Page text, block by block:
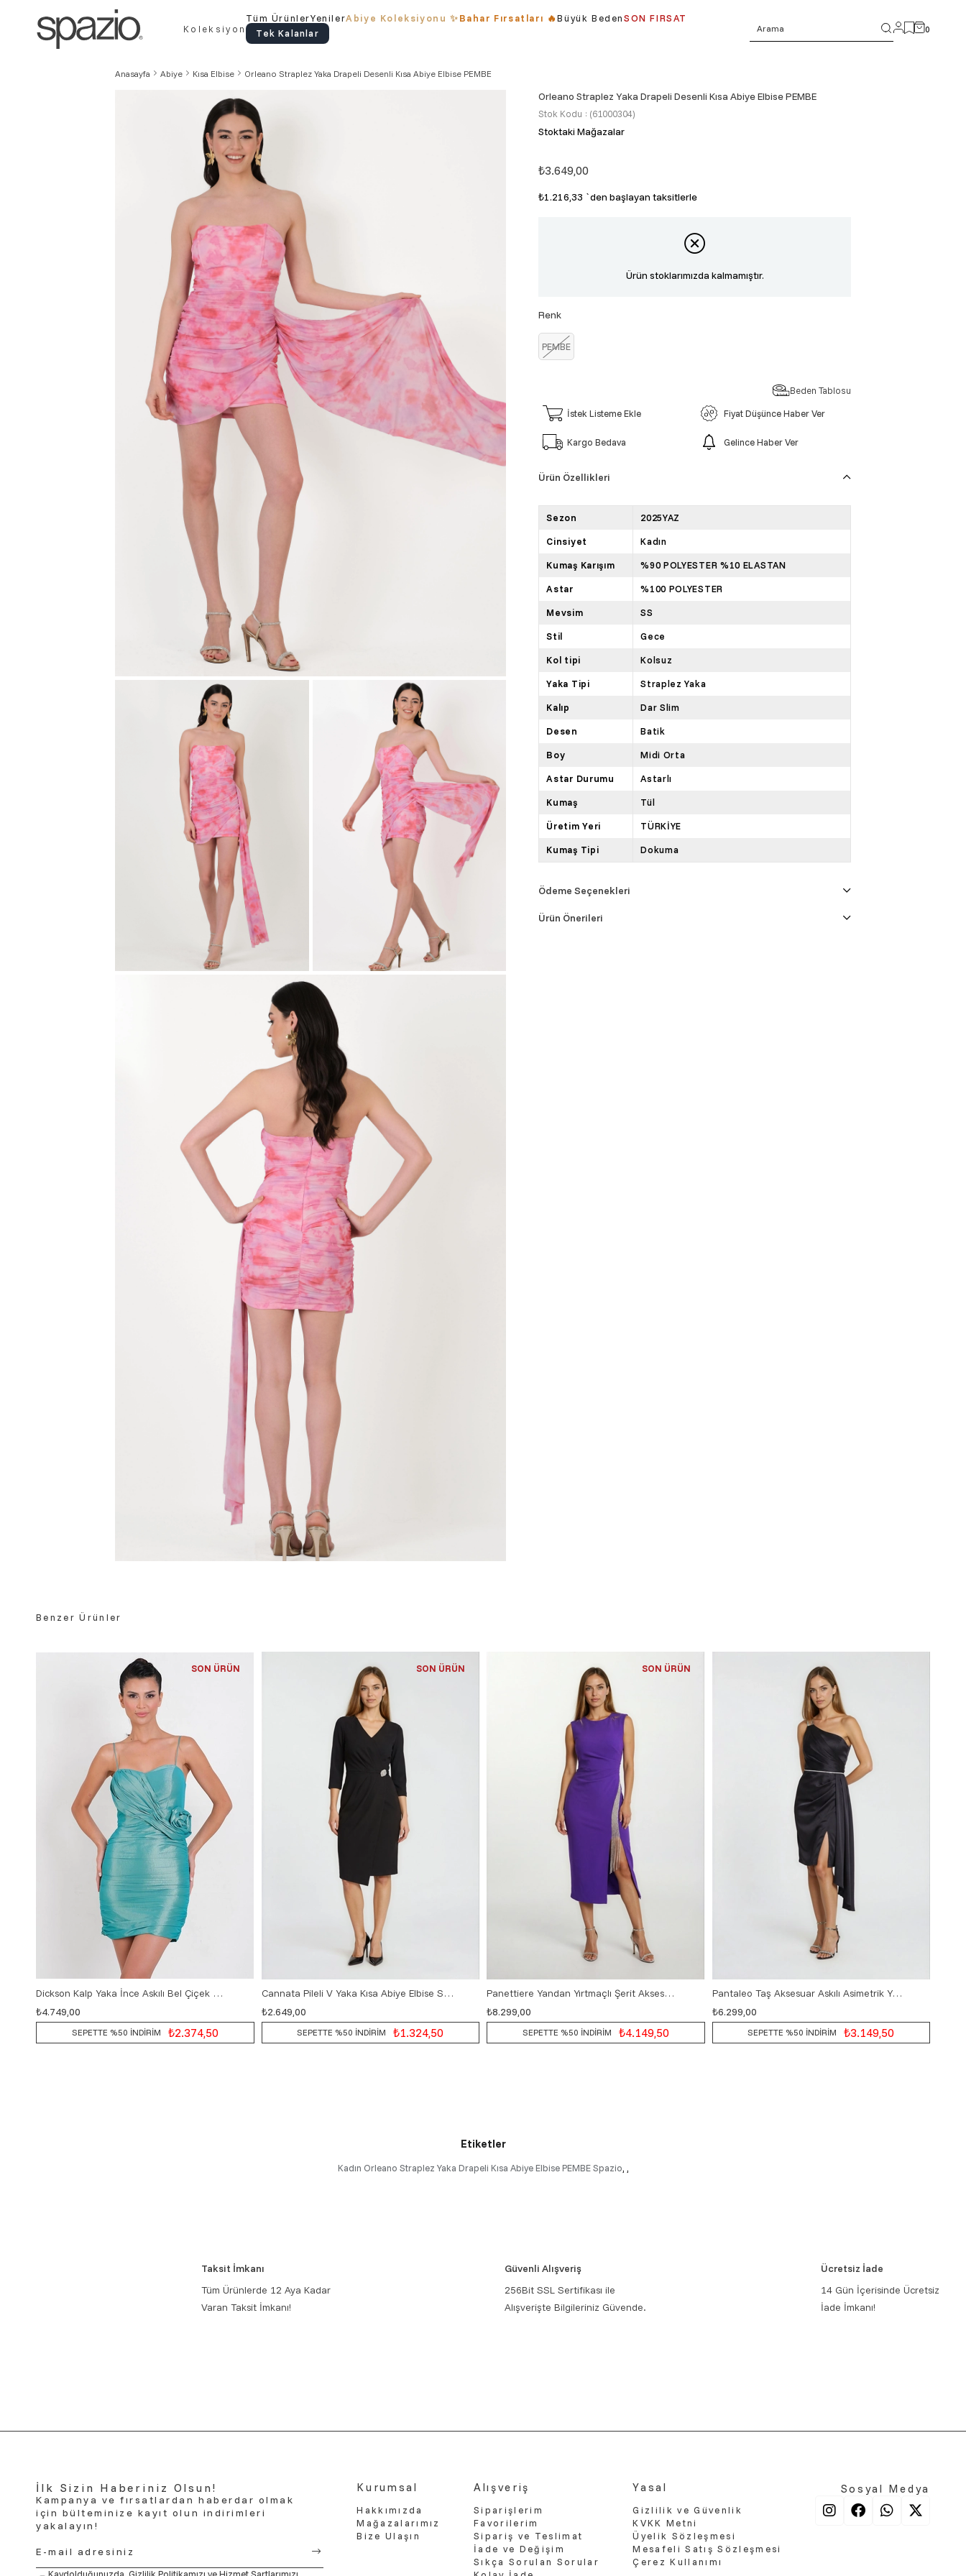
Koleksiyon
Tüm ÜrünlerYenilerAbiye Koleksiyonu ✨Bahar Fırsatları 🔥Büyük BedenSON FIRSAT
Tek Kalanlar
0
Anasayfa Abiye Kısa Elbise Orleano Straplez Yaka Drapeli Desenli Kısa Abiye Elbise PEMBE
Orleano Straplez Yaka Drapeli Desenli Kısa Abiye Elbise PEMBE
Stok Kodu (61000304)
Stoktaki Mağazalar
₺3.649,00
₺1.216,33 `den başlayan taksitlerle
Ürün stoklarımızda kalmamıştır.
Renk
PEMBE
Beden Tablosu
İstek Listeme Ekle
Fiyat Düşünce Haber Ver
Kargo Bedava Gelince Haber Ver
Ürün Özellikleri
Sezon 2025YAZ
Cinsiyet Kadın
Kumaş Karışım %90 POLYESTER %10 ELASTAN
Astar %100 POLYESTER
Mevsim SS
Stil Gece
Kol tipi Kolsuz
Yaka Tipi Straplez Yaka
Kalıp Dar Slim
Desen Batik
Boy Midi Orta
Astar Durumu Astarlı
Kumaş Tül
Üretim Yeri TÜRKİYE
Kumaş Tipi Dokuma
Ödeme Seçenekleri
Ürün Önerileri
Benzer Ürünler
Dickson Kalp Yaka İnce Askılı Bel Çiçek Detaylı Kısa Abiye Elbise MİNT
₺4.749,00
SEPETTE %50 İNDİRİM ₺2.374,50
SON ÜRÜN
Cannata Pileli V Yaka Kısa Abiye Elbise SİYAH
₺2.649,00
SEPETTE %50 İNDİRİM ₺1.324,50
SON ÜRÜN
Panettiere Yandan Yırtmaçlı Şerit Aksesuar Detaylı Kısa Abiye Elbise MOR
₺8.299,00
SEPETTE %50 İNDİRİM ₺4.149,50
SON ÜRÜN
Pantaleo Taş Aksesuar Askılı Asimetrik Yaka Yırtmaçlı Kısa Abiye Elbise SİYAH
₺6.299,00
SEPETTE %50 İNDİRİM ₺3.149,50
Etiketler
Kadın Orleano Straplez Yaka Drapeli Kısa Abiye Elbise PEMBE Spazio, ,
Taksit İmkanı
Tüm Ürünlerde 12 Aya Kadar
Varan Taksit İmkanı!
Güvenli Alışveriş
256Bit SSL Sertifikası ile
Alışverişte Bilgileriniz Güvende.
Ücretsiz İade
14 Gün İçerisinde Ücretsiz
İade İmkanı!
İlk Sizin Haberiniz Olsun!
Kampanya ve fırsatlardan haberdar olmak
için bülteminize kayıt olun indirimleri
yakalayın!
Kaydolduğunuzda,Gizlilik Politikamızı veHizmet Şartlarımızı
Kurumsal
Hakkımızda
Mağazalarımız
Bize Ulaşın
Alışveriş
Siparişlerim
Favorilerim
Sipariş ve Teslimat
İade ve Değişim
Sıkça Sorulan Sorular
Yasal
Gizlilik ve Güvenlik
KVKK Metni
Üyelik Sözleşmesi
Mesafeli Satış Sözleşmesi
Çerez Kullanımı
Sosyal Medya